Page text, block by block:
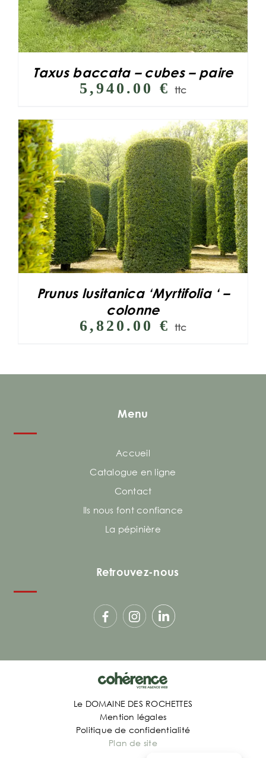
Taxus baccata – cubes – paire
5,940.00 € ttc
Prunus lusitanica ‘Myrtifolia ‘ –
colonne
6,820.00 € ttc
Menu
Accueil
Catalogue en ligne
Contact
Ils nous font confiance
La pépinière
Retrouvez-nous
Le DOMAINE DES ROCHETTES
Mention légales
Politique de confidentialité
Plan de site